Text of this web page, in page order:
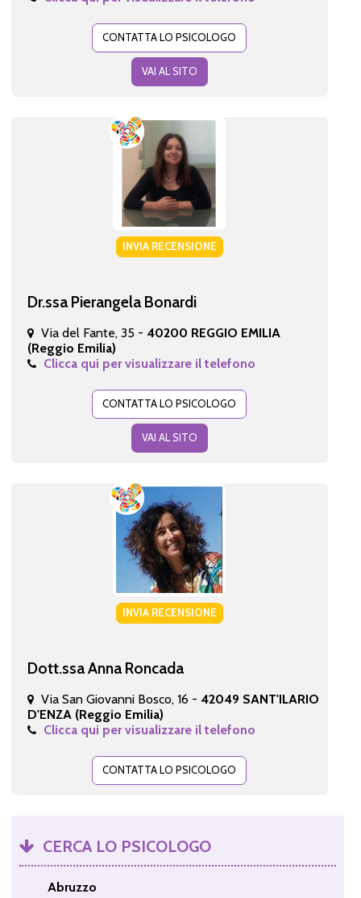
CONTATTA LO PSICOLOGO
VAI AL SITO
INVIA RECENSIONE
Dr.ssa Pierangela Bonardi
Via del Fante, 35 - 40200 REGGIO EMILIA
(Reggio Emilia)
Clicca qui per visualizzare il telefono
CONTATTA LO PSICOLOGO
VAI AL SITO
INVIA RECENSIONE
Dott.ssa Anna Roncada
Via San Giovanni Bosco, 16 - 42049 SANT'ILARIO
D'ENZA (Reggio Emilia)
Clicca qui per visualizzare il telefono
CONTATTA LO PSICOLOGO
CERCA LO PSICOLOGO
Abruzzo